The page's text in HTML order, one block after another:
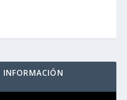
EL ÁRBOL DE LA
DARWIN:
REALI...
BIOLÓGICA:
ANTINATURAL DEL
EH, ESPERA UN
INFORMACIÓN